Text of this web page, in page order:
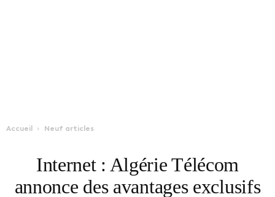
Accueil Neuf articles
Internet : Algérie Télécom
annonce des avantages exclusifs